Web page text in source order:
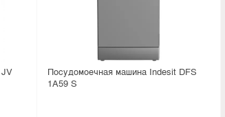
Посудомоечная машина Indesit DFS
1A59 S